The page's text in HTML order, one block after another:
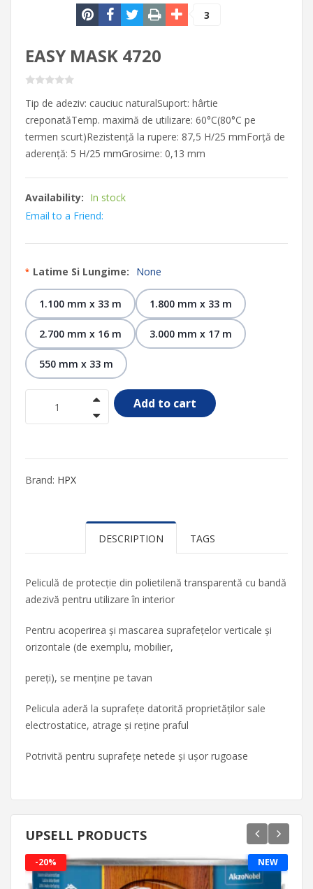
3
EASY MASK 4720
Tip de adeziv: cauciuc naturalSuport: hârtie
creponatăTemp. maximă de utilizare: 60°С(80°C pe
termen scurt)Rezistență la rupere: 87,5 Н/25 mmForță de
aderență: 5 Н/25 mmGrosime: 0,13 mm
Availability: In stock
Email to a Friend:
* Latime Si Lungime: None
1.100 mm x 33 m 1.800 mm x 33 m
2.700 mm x 16 m 3.000 mm x 17 m
550 mm x 33 m
Add to cart
Brand: HPX
DESCRIPTION TAGS
Peliculă de protecție din polietilenă transparentă cu bandă
adezivă pentru utilizare în interior
Pentru acoperirea și mascarea suprafețelor verticale și
orizontale (de exemplu, mobilier,
pereți), se menține pe tavan
Pelicula aderă la suprafețe datorită proprietăților sale
electrostatice, atrage și reține praful
Potrivită pentru suprafețe netede și ușor rugoase
UPSELL PRODUCTS
NEW
-20%